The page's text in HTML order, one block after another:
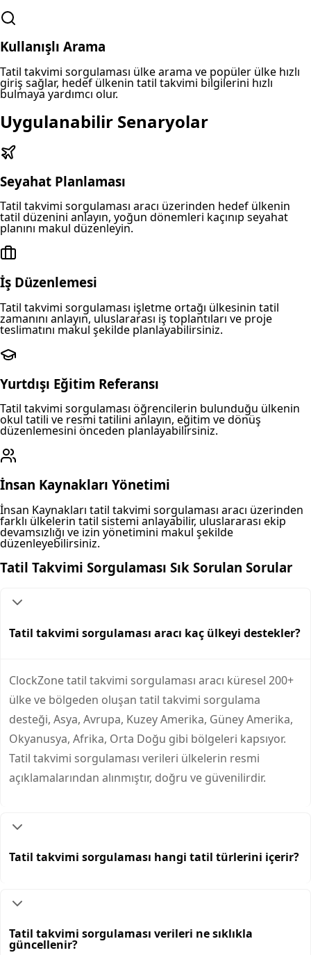
Kullanışlı Arama
Tatil takvimi sorgulaması ülke arama ve popüler ülke hızlı
giriş sağlar, hedef ülkenin tatil takvimi bilgilerini hızlı
bulmaya yardımcı olur.
Uygulanabilir Senaryolar
Seyahat Planlaması
Tatil takvimi sorgulaması aracı üzerinden hedef ülkenin
tatil düzenini anlayın, yoğun dönemleri kaçınıp seyahat
planını makul düzenleyin.
İş Düzenlemesi
Tatil takvimi sorgulaması işletme ortağı ülkesinin tatil
zamanını anlayın, uluslararası iş toplantıları ve proje
teslimatını makul şekilde planlayabilirsiniz.
Yurtdışı Eğitim Referansı
Tatil takvimi sorgulaması öğrencilerin bulunduğu ülkenin
okul tatili ve resmi tatilini anlayın, eğitim ve dönüş
düzenlemesini önceden planlayabilirsiniz.
İnsan Kaynakları Yönetimi
İnsan Kaynakları tatil takvimi sorgulaması aracı üzerinden
farklı ülkelerin tatil sistemi anlayabilir, uluslararası ekip
devamsızlığı ve izin yönetimini makul şekilde
düzenleyebilirsiniz.
Tatil Takvimi Sorgulaması Sık Sorulan Sorular
Tatil takvimi sorgulaması aracı kaç ülkeyi destekler?
ClockZone tatil takvimi sorgulaması aracı küresel 200+
ülke ve bölgeden oluşan tatil takvimi sorgulama
desteği, Asya, Avrupa, Kuzey Amerika, Güney Amerika,
Okyanusya, Afrika, Orta Doğu gibi bölgeleri kapsıyor.
Tatil takvimi sorgulaması verileri ülkelerin resmi
açıklamalarından alınmıştır, doğru ve güvenilirdir.
Tatil takvimi sorgulaması hangi tatil türlerini içerir?
Tatil takvimi sorgulaması verileri ne sıklıkla
güncellenir?